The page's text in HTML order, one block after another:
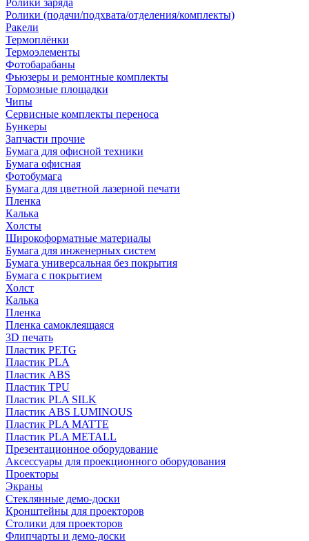
Ролики заряда
Ролики (подачи/подхвата/отделения/комплекты)
Ракели
Термоплёнки
Термоэлементы
Фотобарабаны
Фьюзеры и ремонтные комплекты
Тормозные площадки
Чипы
Сервисные комплекты переноса
Бункеры
Запчасти прочие
Бумага для офисной техники
Бумага офисная
Фотобумага
Бумага для цветной лазерной печати
Пленка
Калька
Холсты
Широкоформатные материалы
Бумага для инженерных систем
Бумага универсальная без покрытия
Бумага с покрытием
Холст
Калька
Пленка
Пленка самоклеящаяся
3D печать
Пластик PETG
Пластик PLA
Пластик ABS
Пластик TPU
Пластик PLA SILK
Пластик ABS LUMINOUS
Пластик PLA MATTE
Пластик PLA METALL
Презентационное оборудование
Аксессуары для проекционного оборудования
Проекторы
Экраны
Стеклянные демо-доски
Кронштейны для проекторов
Столики для проекторов
Флипчарты и демо-доски